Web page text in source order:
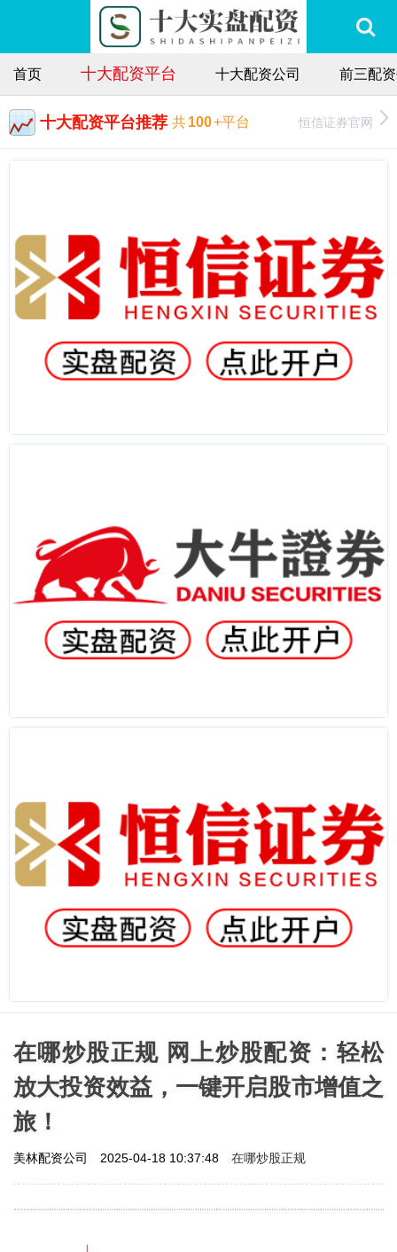
首页 十大配资平台 十大配资公司 前三配
十大配资平台推荐 共100+平台 恒信证券官网
在哪炒股正规 网上炒股配资：轻松
放大投资效益，一键开启股市增值之
旅！
美林配资公司 2025-04-18 10:37:48 在哪炒股正规